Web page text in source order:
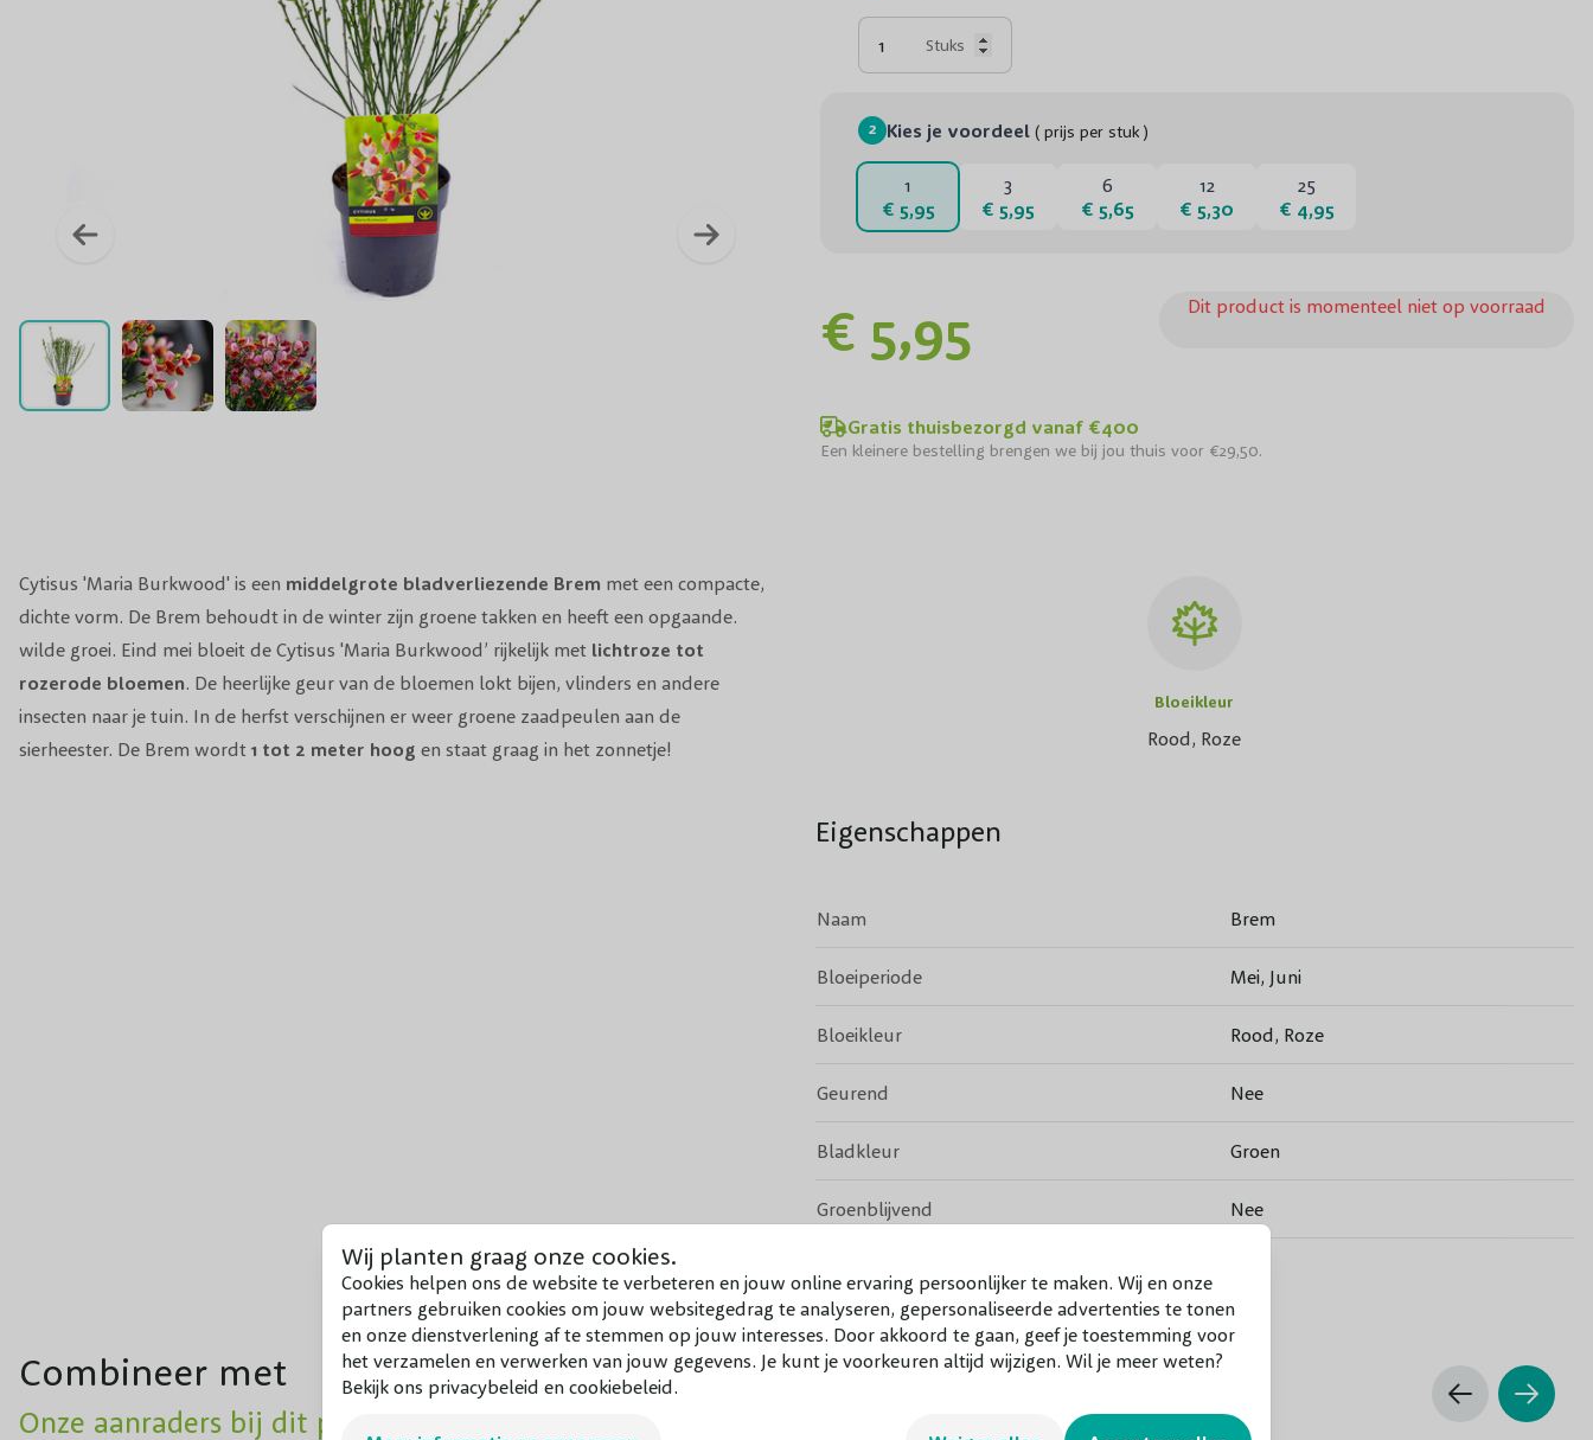
Wij planten graag onze cookies.
Cookies helpen ons de website te verbeteren en jouw online ervaring persoonlijker te maken. Wij en onze
partners gebruiken cookies om jouw websitegedrag te analyseren, gepersonaliseerde advertenties te tonen
en onze dienstverlening af te stemmen op jouw interesses. Door akkoord te gaan, geef je toestemming voor
het verzamelen en verwerken van jouw gegevens. Je kunt je voorkeuren altijd wijzigen. Wil je meer weten?
Bekijk ons privacybeleid en cookiebeleid.
Stuks
2 Kies je voordeel ( prijs per stuk )
25
€ 4,95
12
€ 5,30
6
€ 5,65
3
€ 5,95
1
€ 5,95
€ 5,95 Dit product is momenteel niet op voorraad
Gratis thuisbezorgd vanaf €400
Een kleinere bestelling brengen we bij jou thuis voor €29,50.
Cytisus 'Maria Burkwood' is een middelgrote bladverliezende Brem met een compacte,
dichte vorm. De Brem behoudt in de winter zijn groene takken en heeft een opgaande.
wilde groei. Eind mei bloeit de Cytisus 'Maria Burkwood’ rijkelijk met lichtroze tot
rozerode bloemen. De heerlijke geur van de bloemen lokt bijen, vlinders en andere
insecten naar je tuin. In de herfst verschijnen er weer groene zaadpeulen aan de
sierheester. De Brem wordt 1 tot 2 meter hoog en staat graag in het zonnetje!
Bloeikleur
Rood, Roze
Eigenschappen
Naam Brem
Bloeiperiode Mei, Juni
Bloeikleur Rood, Roze
Geurend Nee
Bladkleur Groen
Groenblijvend Nee
Volwassen hoogte
Bekijk meer
Combineer met
Onze aanraders bij dit product